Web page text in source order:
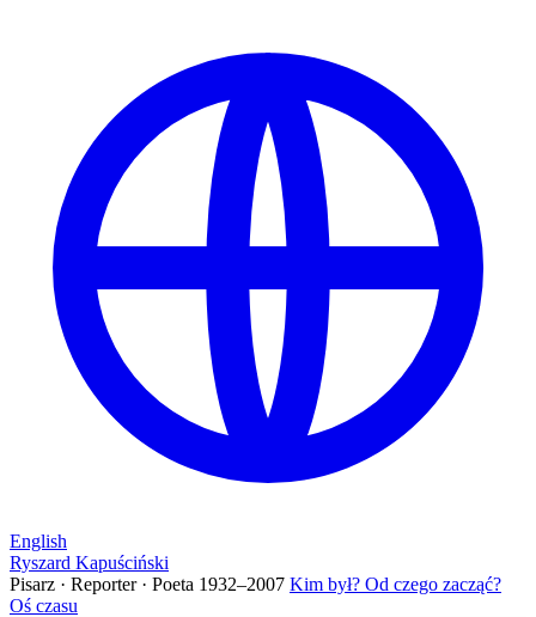
English
Ryszard Kapuściński
Pisarz · Reporter · Poeta 1932–2007 Kim był? Od czego zacząć?
Oś czasu